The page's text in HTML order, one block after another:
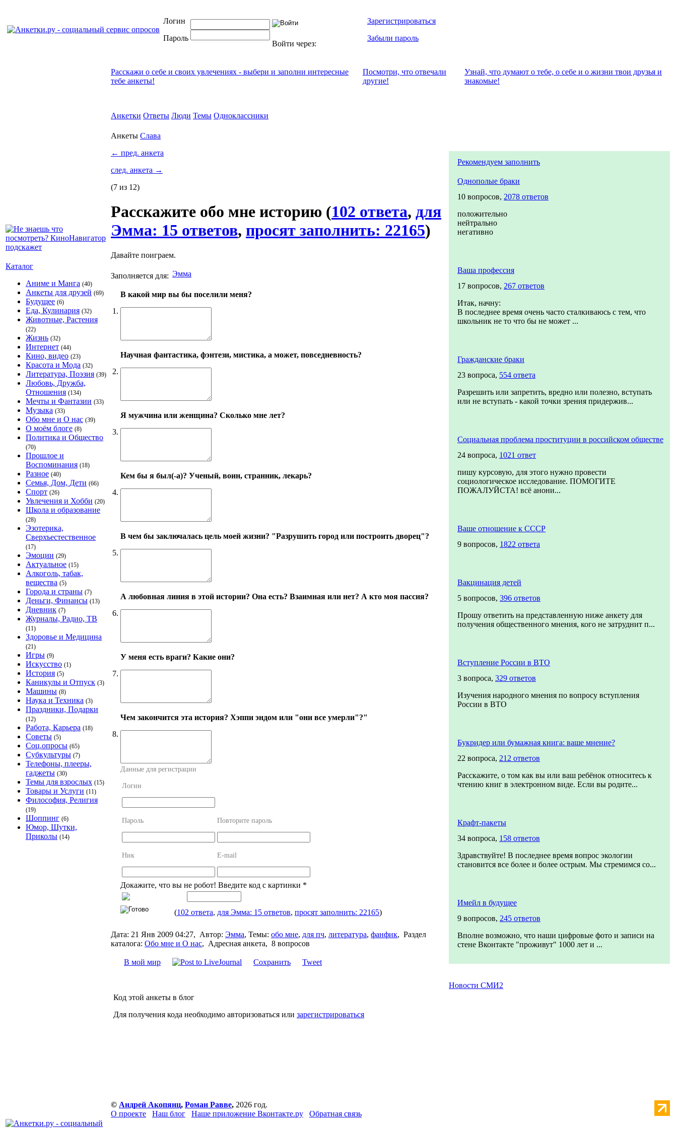
Логин
Пароль
Войти через:
Зарегистрироваться
Забыли пароль
Каталог
Аниме и Манга (40)
Анкеты для друзей (69)
Будущее (6)
Еда, Кулинария (32)
Животные, Растения
(22)
Жизнь (32)
Интернет (44)
Кино, видео (23)
Красота и Мода (32)
Литература, Поэзия (39)
Любовь, Дружба,
Отношения (134)
Мечты и Фантазии (33)
Музыка (33)
Обо мне и О нас (39)
О моём блоге (8)
Политика и Общество
(70)
Прошлое и
Воспоминания (18)
Разное (40)
Семья, Дом, Дети (66)
Спорт (26)
Увлечения и Хобби (20)
Школа и образование
(28)
Эзотерика,
Сверхъестественное
(17)
Эмоции (29)
Актуальное (15)
Алкоголь, табак,
вещества (5)
Города и страны (7)
Деньги, Финансы (13)
Дневник (7)
Журналы, Радио, ТВ
(11)
Здоровье и Медицина
(21)
Игры (9)
Искусство (1)
История (5)
Каникулы и Отпуск (3)
Машины (8)
Наука и Техника (3)
Праздники, Подарки
(12)
Работа, Карьера (18)
Советы (5)
Соц.опросы (65)
Субкультуры (7)
Телефоны, плееры,
гаджеты (30)
Темы для взрослых (15)
Товары и Услуги (11)
Философия, Религия
(19)
Шоппинг (6)
Юмор, Шутки,
Приколы (14)
Расскажи о себе и своих увлечениях - выбери и заполни интересные
тебе анкеты!
Посмотри, что отвeчали
другие!
Узнай, что думают о тебе, о себе и о жизни твои друзья и
знакомые!
Анкетки Ответы Люди Темы Одноклассники
Анкеты Слава
← пред. анкета
след. анкета →
(7 из 12)
Расскажите обо мне историю (102 ответа, для
Эмма: 15 ответов, просят заполнить: 22165)
Давайте поиграем.
Заполняется для: Эмма
1.
В какой мир вы бы поселили меня?
2.
Научная фантастика, фэнтези, мистика, а может, повседневность?
3.
Я мужчина или женщина? Сколько мне лет?
4.
Кем бы я был(-а)? Ученый, воин, странник, лекарь?
5.
В чем бы заключалась цель моей жизни? "Разрушить город или построить дворец"?
6.
А любовная линия в этой истории? Она есть? Взаимная или нет? А кто моя пассия?
7.
У меня есть враги? Какие они?
8.
Чем закончится эта история? Хэппи эндом или "они все умерли"?"
Данные для регистрации
Логин
Пароль Повторите пароль
Ник E-mail
Докажите, что вы не робот! Введите код с картинки *
(102 ответа, для Эмма: 15 ответов, просят заполнить: 22165)
Дата: 21 Янв 2009 04:27, Автор: Эмма, Темы: обо мне, для пч, литература, фанфик, Раздел
каталога: Обо мне и О нас, Адресная анкета, 8 вопросов
В мой мир Сохранить Tweet
Код этой анкеты в блог
Для получения кода необходимо авторизоваться или зарегистрироваться
Рекомендуем заполнить
Однополые браки
10 вопросов, 2078 ответов
положительно
нейтрально
негативно
Ваша профессия
17 вопросов, 267 ответов
Итак, начну:
В последнее время очень часто сталкиваюсь с тем, что
школьник не то что бы не может ...
Гражданские браки
23 вопроса, 554 ответа
Разрешить или запретить, вредно или полезно, вступать
или не вступать - какой точки зрения придержив...
Социальная проблема проституции в российском обществе
24 вопроса, 1021 ответ
пишу курсовую, для этого нужно провести
социологическое исследование. ПОМОГИТЕ
ПОЖАЛУЙСТА! всё анони...
Ваше отношение к СССР
9 вопросов, 1822 ответа
Вакцинация детей
5 вопросов, 396 ответов
Прошу ответить на представленную ниже анкету для
получения общественного мнения, кого не затруднит п...
Вступление России в ВТО
3 вопроса, 329 ответов
Изучения народного мнения по вопросу вступления
России в ВТО
Букридер или бумажная книга: ваше мнение?
22 вопроса, 212 ответов
Расскажите, о том как вы или ваш ребёнок относитесь к
чтению книг в электронном виде. Если вы родите...
Крафт-пакеты
34 вопроса, 158 ответов
Здравствуйте! В последнее время вопрос экологии
становится все более и более острым. Мы стремимся со...
Имейл в будущее
9 вопросов, 245 ответов
Вполне возможно, что наши цифровые фото и записи на
стене Вконтакте "проживут" 1000 лет и ...
Новости СМИ2
© Андрей Акопянц, Роман Равве, 2026 год.
О проекте
Наш блог Наше приложение Вконтакте.ру Обратная связь